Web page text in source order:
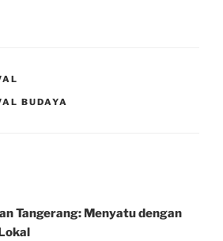
BUDAYA
Tangerang: Menyatu dengan